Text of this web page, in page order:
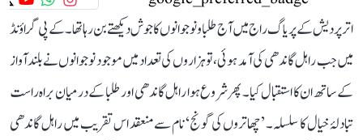
اتر پردیش کے پریاگ راج میں آج طلبا و نوجوانوں کا جوش دیکھتے بن رہا تھا۔ کے پی گراؤنڈ
میں جب راہل گاندھی کی آمد ہوئی، تو ہزاروں کی تعداد میں موجود نوجوانوں نے بلند آواز
کے ساتھ ان کا استقبال کیا۔ پھر شروع ہوا راہل گاندھی اور طلبا کے درمیان براہ راست
تبادلۂ خیال کا سلسلہ۔ ’چھاتروں کی گونج‘ نام سے منعقد اس تقریب میں راہل گاندھی